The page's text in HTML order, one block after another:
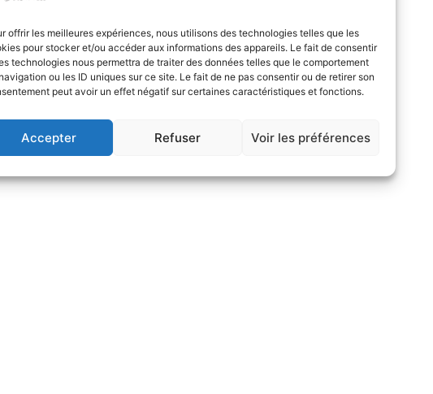
offrir les meilleures expériences, nous utilisons des technologies telles que les
pour stocker et/ou accéder aux informations des appareils. Le fait de consentir
technologies nous permettra de traiter des données telles que le comportement
ou les ID uniques sur ce site. Le fait de ne pas consentir ou de retirer son
peut avoir un effet négatif sur certaines caractéristiques et fonctions.
Accepter Refuser Voir les préférences